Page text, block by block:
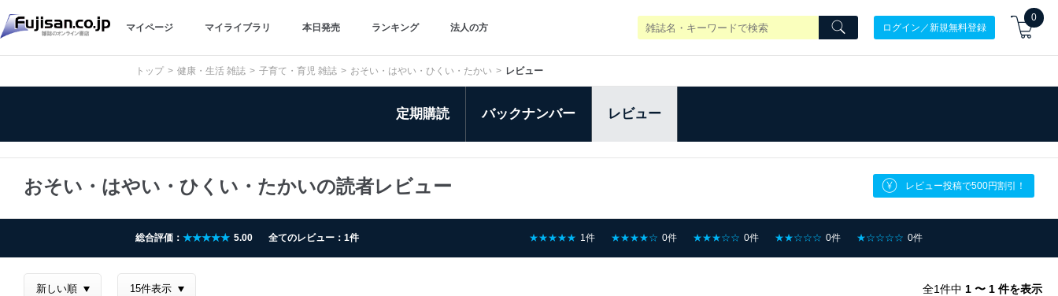
マイページ マイライブラリ 本日発売 ランキング 法人の方 ログイン／新規無料登録
0
トップ 健康・生活 雑誌 子育て・育児 雑誌 おそい・はやい・ひくい・たかい レビュー
定期購読 バックナンバー レビュー
おそい・はやい・ひくい・たかいの読者レビュー レビュー投稿で500円割引！
総合評価： ★★★★★ 5.00 全てのレビュー：1件 ★★★★★ 1件 ★★★★☆ 0件 ★★★☆☆ 0件 ★★☆☆☆ 0件 ★☆☆☆☆ 0件
全1件中 1 〜 1 件を表示